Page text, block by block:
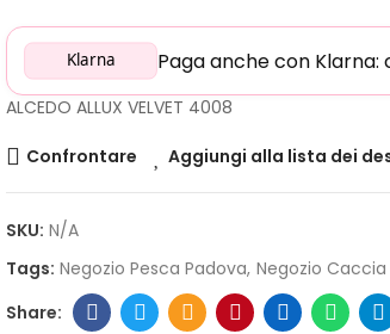
Klarna Paga anche con Klarna:
ALCEDO ALLUX VELVET 4008
Confrontare Aggiungi alla lista dei
SKU: N/A
Tags: Negozio Pesca Padova Negozio